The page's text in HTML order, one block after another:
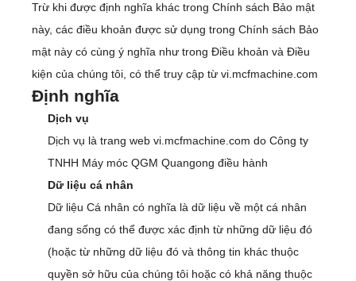
Trừ khi được định nghĩa khác trong Chính sách Bảo mật
này, các điều khoản được sử dụng trong Chính sách Bảo
mật này có cùng ý nghĩa như trong Điều khoản và Điều
kiện của chúng tôi, có thể truy cập từ vi.mcfmachine.com
Định nghĩa
Dịch vụ
Dịch vụ là trang web vi.mcfmachine.com do Công ty
TNHH Máy móc QGM Quangong điều hành
Dữ liệu cá nhân
Dữ liệu Cá nhân có nghĩa là dữ liệu về một cá nhân
đang sống có thể được xác định từ những dữ liệu đó
(hoặc từ những dữ liệu đó và thông tin khác thuộc
quyền sở hữu của chúng tôi hoặc có khả năng thuộc